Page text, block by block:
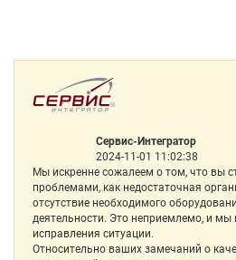
Сервис-Интегратор
2024-11-01 11:02:38
Мы искренне сожалеем о том, что вы
проблемами, как недостаточная
отсутствие необходимого
деятельности. Это неприемлемо, и
исправления ситуации.
Относительно ваших замечаний о